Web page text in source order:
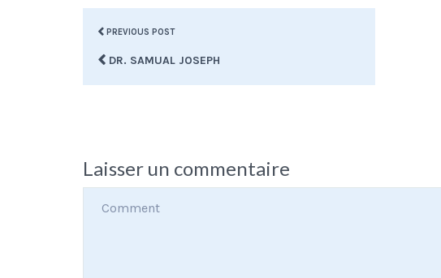
PREVIOUS POST
DR. SAMUAL JOSEPH
Laisser un commentaire